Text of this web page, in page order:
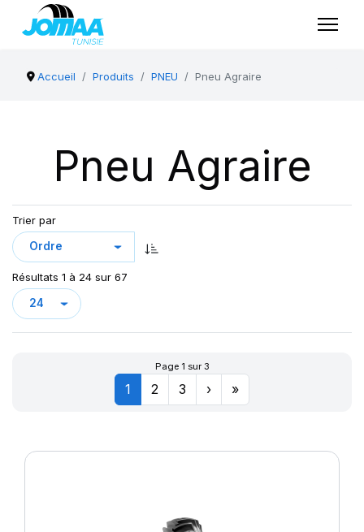
Accueil Produits PNEU Pneu Agraire
Pneu Agraire
Trier par
Résultats 1 à 24 sur 67
Page 1 sur 3
1 2 3 › »